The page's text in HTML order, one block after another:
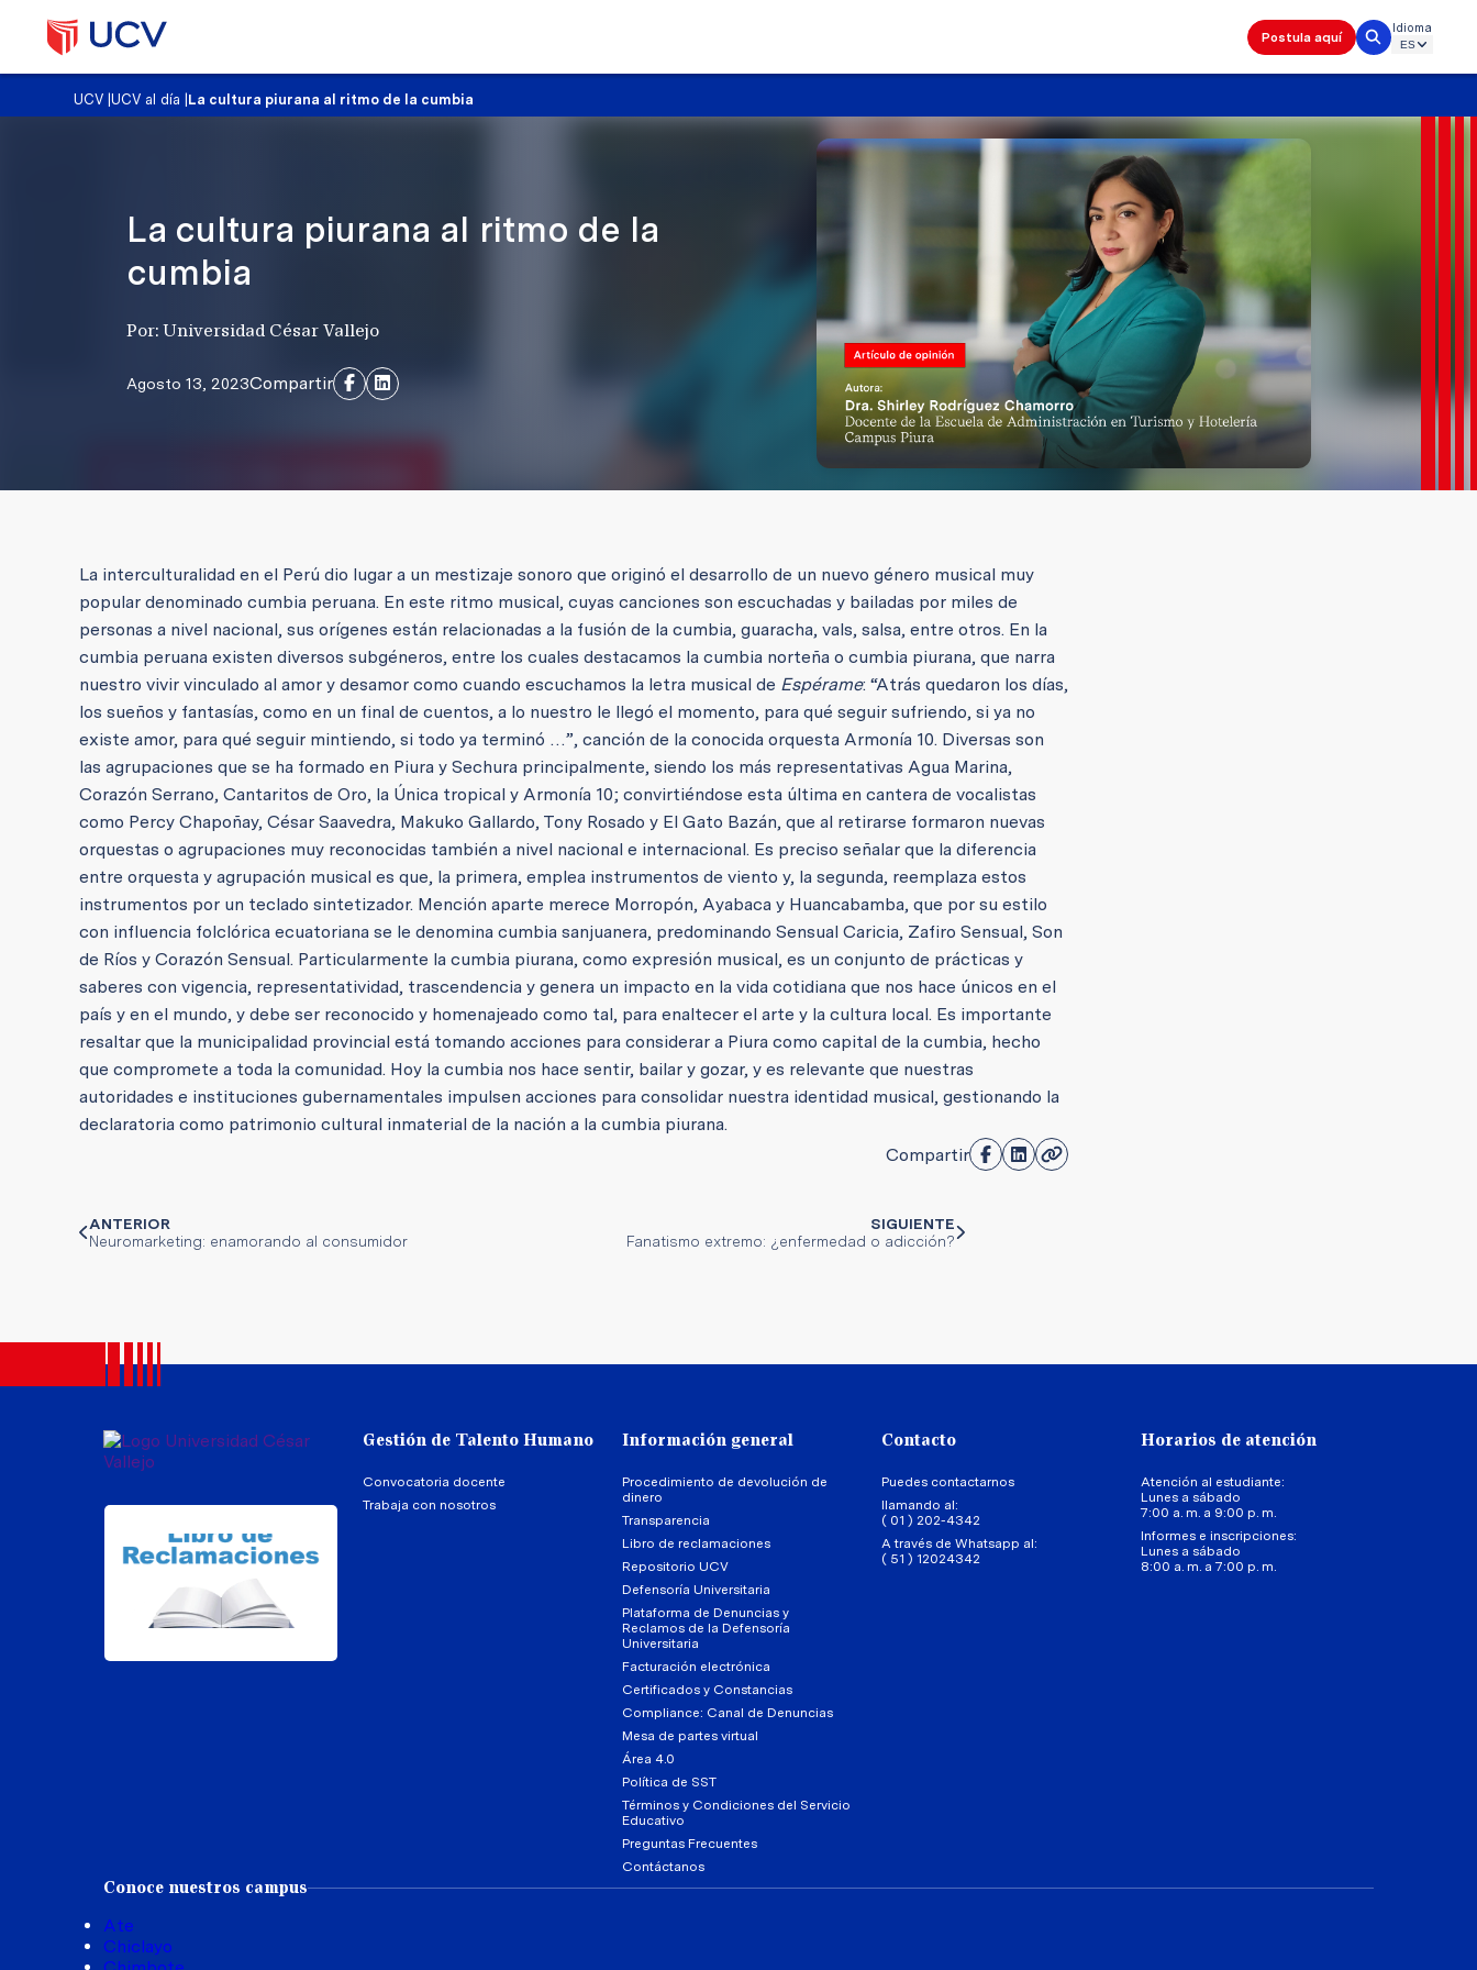
Postula aquí
Idioma
UCV |UCV al día La cultura piurana al ritmo de la cumbia
La cultura piurana al ritmo de la
cumbia
Por: Universidad César Vallejo
Agosto 13, 2023Compartir
La interculturalidad en el Perú dio lugar a un mestizaje sonoro que originó el desarrollo de un nuevo género musical muy
popular denominado cumbia peruana. En este ritmo musical, cuyas canciones son escuchadas y bailadas por miles de
personas a nivel nacional, sus orígenes están relacionadas a la fusión de la cumbia, guaracha, vals, salsa, entre otros. En la
cumbia peruana existen diversos subgéneros, entre los cuales destacamos la cumbia norteña o cumbia piurana, que narra
nuestro vivir vinculado al amor y desamor como cuando escuchamos la letra musical de Espérame: “Atrás quedaron los días,
los sueños y fantasías, como en un final de cuentos, a lo nuestro le llegó el momento, para qué seguir sufriendo, si ya no
existe amor, para qué seguir mintiendo, si todo ya terminó …”, canción de la conocida orquesta Armonía 10. Diversas son
las agrupaciones que se ha formado en Piura y Sechura principalmente, siendo los más representativas Agua Marina,
Corazón Serrano, Cantaritos de Oro, la Única tropical y Armonía 10; convirtiéndose esta última en cantera de vocalistas
como Percy Chapoñay, César Saavedra, Makuko Gallardo, Tony Rosado y El Gato Bazán, que al retirarse formaron nuevas
orquestas o agrupaciones muy reconocidas también a nivel nacional e internacional. Es preciso señalar que la diferencia
entre orquesta y agrupación musical es que, la primera, emplea instrumentos de viento y, la segunda, reemplaza estos
instrumentos por un teclado sintetizador. Mención aparte merece Morropón, Ayabaca y Huancabamba, que por su estilo
con influencia folclórica ecuatoriana se le denomina cumbia sanjuanera, predominando Sensual Caricia, Zafiro Sensual, Son
de Ríos y Corazón Sensual. Particularmente la cumbia piurana, como expresión musical, es un conjunto de prácticas y
saberes con vigencia, representatividad, trascendencia y genera un impacto en la vida cotidiana que nos hace únicos en el
país y en el mundo, y debe ser reconocido y homenajeado como tal, para enaltecer el arte y la cultura local. Es importante
resaltar que la municipalidad provincial está tomando acciones para considerar a Piura como capital de la cumbia, hecho
que compromete a toda la comunidad. Hoy la cumbia nos hace sentir, bailar y gozar, y es relevante que nuestras
autoridades e instituciones gubernamentales impulsen acciones para consolidar nuestra identidad musical, gestionando la
declaratoria como patrimonio cultural inmaterial de la nación a la cumbia piurana.
Compartir
ANTERIOR
Neuromarketing: enamorando al consumidor
SIGUIENTE
Fanatismo extremo: ¿enfermedad o adicción?
Gestión de Talento Humano
Convocatoria docente
Trabaja con nosotros
Información general
Procedimiento de devolución de
dinero
Transparencia
Libro de reclamaciones
Repositorio UCV
Defensoría Universitaria
Plataforma de Denuncias y
Reclamos de la Defensoría
Universitaria
Facturación electrónica
Certificados y Constancias
Compliance: Canal de Denuncias
Mesa de partes virtual
Área 4.0
Política de SST
Términos y Condiciones del Servicio
Educativo
Preguntas Frecuentes
Contáctanos
Contacto
Puedes contactarnos
llamando al:
( 01 ) 202-4342
A través de Whatsapp al:
( 51 ) 12024342
Horarios de atención
Atención al estudiante:
Lunes a sábado
7:00 a. m. a 9:00 p. m.
Informes e inscripciones:
Lunes a sábado
8:00 a. m. a 7:00 p. m.
Conoce nuestros campus
Ate
Chiclayo